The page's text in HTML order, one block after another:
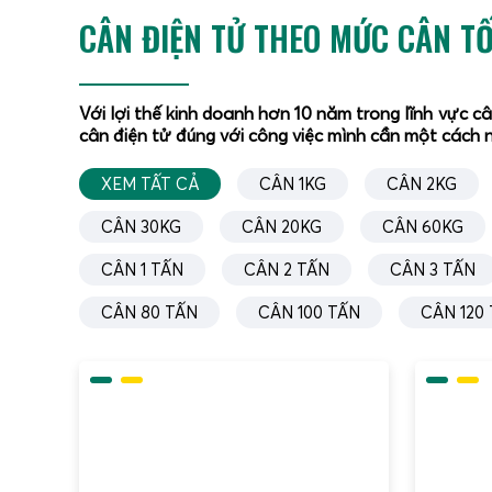
Cân
thép
tùy
đều
Trong
va
vệ
Đầu
thước
CÂN ĐIỆN TỬ THEO MỨC CÂN
Với lợi thế kinh doanh hơn 10 năm trong lĩnh vực
cân điện tử đúng với công việc mình cần một
XEM TẤT CẢ CÂN 1KG CÂN 2KG
CÂN 30KG CÂN 20KG CÂN 60KG
CÂN 1 TẤN CÂN 2 TẤN CÂN 3 TẤN
CÂN 80 TẤN CÂN 100 TẤN CÂN 120